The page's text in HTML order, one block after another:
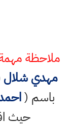
ملاحظة
مهدي شلال
باسم (
حيث